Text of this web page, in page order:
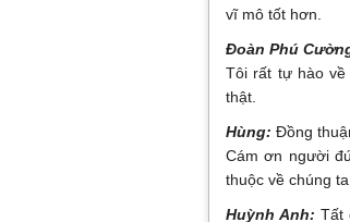
vĩ mô tốt hơn.
Đoàn Phú
Tôi rất tự hào
thật.
Hùng: Đồng
Cám ơn người
thuộc về chúng ta.
Huỳnh Anh: Tất